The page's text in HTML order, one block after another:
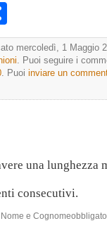
mercoledì, 1 Maggio
. Puoi seguire i
. Puoi inviare un
una lunghezza
consecutivi.
Nome e